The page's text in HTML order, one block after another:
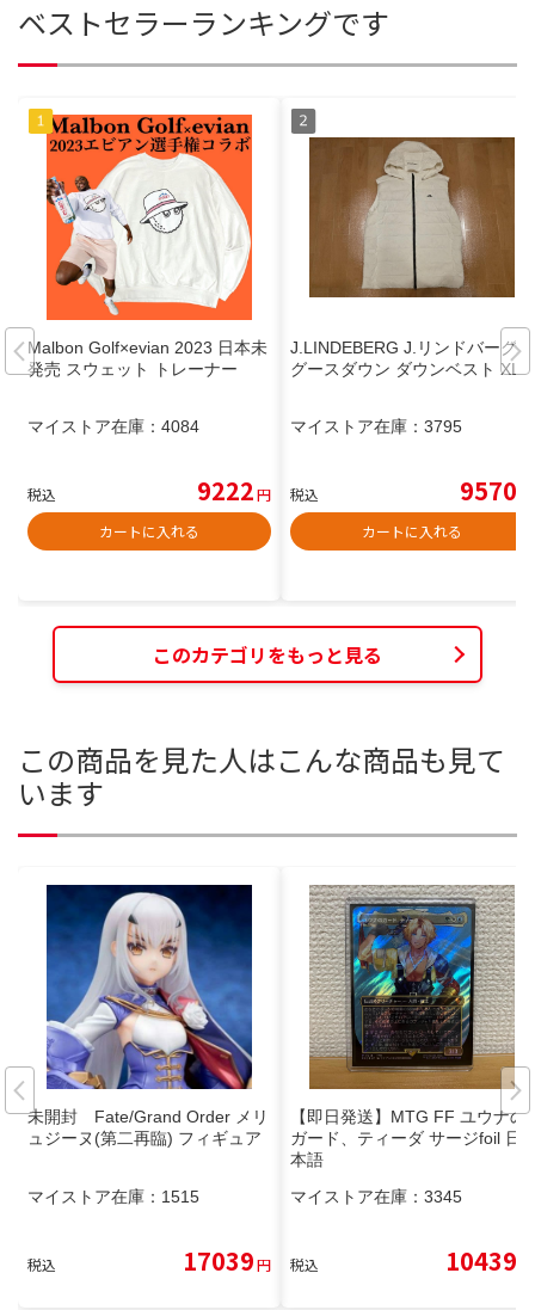
ベストセラーランキングです
Malbon Golf×evian 2023 日本未
発売 スウェット トレーナー
マイストア在庫： 4084
税込 9222円
カートに入れる
J.LINDEBERG J.リンドバーグ
グースダウン ダウンベスト XL
マイストア在庫： 3795
税込 9570
カートに入れる
このカテゴリをもっと見る
この商品を見た人はこんな商品も見て
います
未開封 Fate/Grand Order メリ
ュジーヌ(第二再臨) フィギュア
マイストア在庫： 1515
税込 17039円
【即日発送】MTG FF ユウナの
ガード、ティーダ サージfoil 日
本語
マイストア在庫： 3345
税込 10439